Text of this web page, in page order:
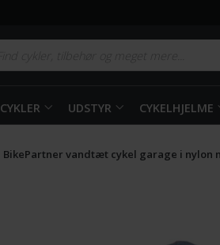
CYKLER UDSTYR CYKELHJELME
BikePartner vandtæt cykel garage i nylon